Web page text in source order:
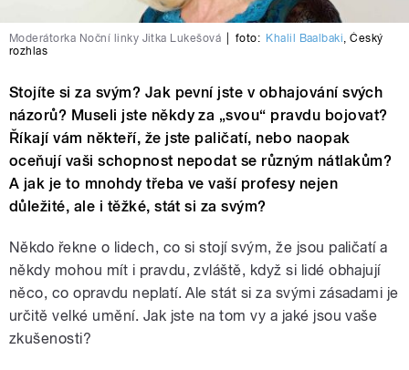
Moderátorka Noční linky Jitka Lukešová foto: Khalil Baalbaki,Český
rozhlas
Stojíte si za svým? Jak pevní jste v obhajování svých
názorů? Museli jste někdy za „svou“ pravdu bojovat?
Říkají vám někteří, že jste paličatí, nebo naopak
oceňují vaši schopnost nepodat se různým nátlakům?
A jak je to mnohdy třeba ve vaší profesy nejen
důležité, ale i těžké, stát si za svým?
Někdo řekne o lidech, co si stojí svým, že jsou paličatí a
někdy mohou mít i pravdu, zvláště, když si lidé obhajují
něco, co opravdu neplatí. Ale stát si za svými zásadami je
určitě velké umění. Jak jste na tom vy a jaké jsou vaše
zkušenosti?